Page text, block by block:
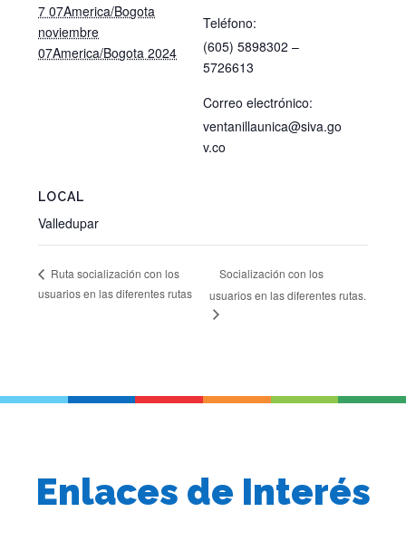
7 07America/Bogota
noviembre
07America/Bogota 2024
LOCAL
Valledupar
Teléfono:
(605) 5898302 –
5726613
Correo electrónico:
ventanillaunica@siva.go
v.co
Ruta socialización con los
usuarios en las diferentes rutas
Socialización con los
usuarios en las diferentes rutas.
Enlaces de Interés